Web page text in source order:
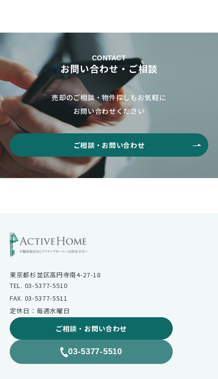
CONTACT
お問い合わせ・ご相談
売却のご相談・物件探しもお気軽に
お問い合わせください
ご相談・お問い合わせ
東京都杉並区高円寺南4-27-18
TEL. 03-5377-5510
FAX. 03-5377-5511
定休日：毎週水曜日
ご相談・お問い合わせ
03-5377-5510